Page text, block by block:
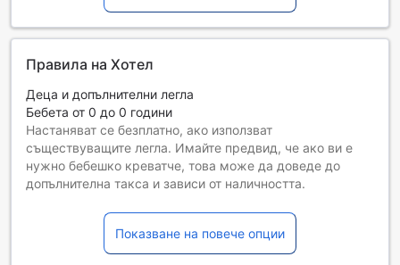
Правила на Хотел
Деца и допълнителни легла
Бебета от 0 до 0 години
Настаняват се безплатно, ако използват
съществуващите легла. Имайте предвид, че ако ви е
нужно бебешко креватче, това може да доведе до
допълнителна такса и зависи от наличността.
Безплатен престой, ако се използват наличните легла.
Гостите, навършили {0} години, се считат за възрастни
Възможността за допълнителни легла зависи от
Показване на повече опции